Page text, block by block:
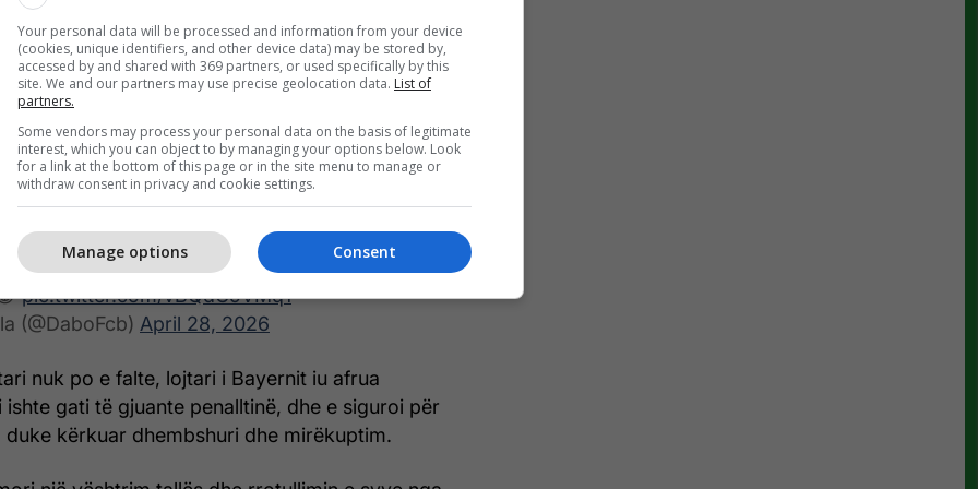
në fund të pjesës së parë kur Dembele në
në zonën e penalltisë, topi përfundoi në
Davies.
Scharer nuk reagoi menjëherë, por pasi shikoi
një penallti për Bayernin. Davies u çmend dhe u
se topi i kishte goditur dorën.
c'est quoi ce regard que Dembélé lance à
pic.twitter.com/vBQdC9VMq1
(@DaboFcb) April 28, 2026
nuk po e falte, lojtari i Bayernit iu afrua
ishte gati të gjuante penalltinë, dhe e siguroi për
duke kërkuar dhembshuri dhe mirëkuptim.
Your personal data will be processed and information from your device
(cookies, unique identifiers, and other device data) may be stored by,
accessed by and shared with 369 partners, or used specifically by this
site. We and our partners may use precise geolocation data. List of
partners.
Some vendors may process your personal data on the basis of legitimate
interest, which you can object to by managing your options below. Look
for a link at the bottom of this page or in the site menu to manage or
withdraw consent in privacy and cookie settings.
Consent
Manage options